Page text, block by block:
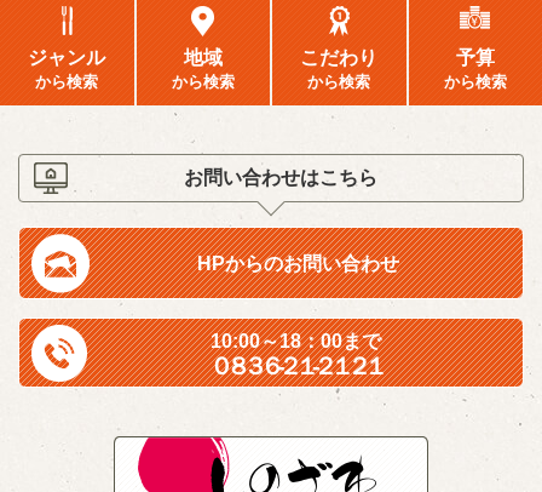
ジャンル
から検索
地域
から検索
こだわり
から検索
予算
から検索
お問い合わせはこちら
HPからのお問い合わせ
10:00～18：00まで
０８３６‐２１‐２１２１